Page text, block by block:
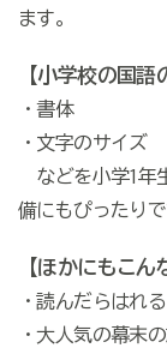
ます。
【小学校の国語
・書体
・文字のサイズ
などを小学1年
備にもぴったりで
【ほかにもこん
・読んだらはれ
・大人気の幕末